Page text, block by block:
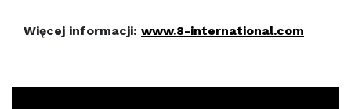
Więcej informacji: www.8-international.com